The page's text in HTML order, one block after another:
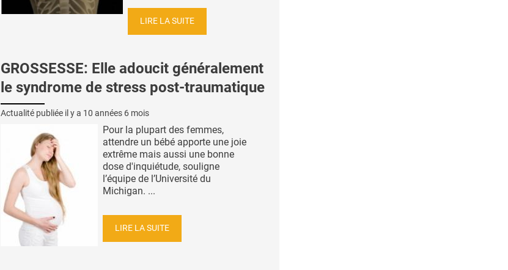
LIRE LA SUITE
GROSSESSE: Elle adoucit généralement
le syndrome de stress post-traumatique
Actualité publiée il y a 10 années 6 mois
Pour la plupart des femmes,
attendre un bébé apporte une joie
extrême mais aussi une bonne
dose d'inquiétude, souligne
l’équipe de l’Université du
Michigan. ...
LIRE LA SUITE